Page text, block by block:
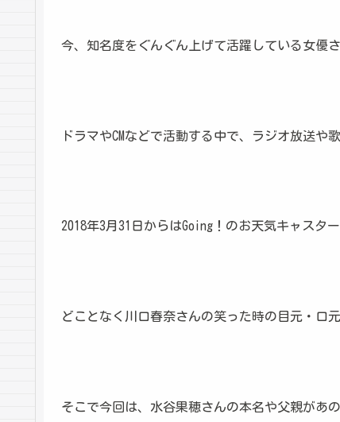
今、知名度をぐんぐん上げて活躍している女優
ドラマやCMなどで活動する中で、ラジオ放送や
2018年3月31日からはGoing！のお天気キャスタ
どことなく川口春奈さんの笑った時の目元・口
そこで今回は、水谷果穂さんの本名や父親があ